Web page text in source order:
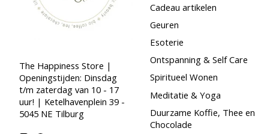
The Happiness Store |
Openingstijden: Dinsdag
t/m zaterdag van 10 - 17
uur! | Ketelhavenplein 39 -
5045 NE Tilburg
Cadeau artikelen
Geuren
Esoterie
Ontspanning & Self Care
Spiritueel Wonen
Meditatie & Yoga
Duurzame Koffie, Thee en
Chocolade